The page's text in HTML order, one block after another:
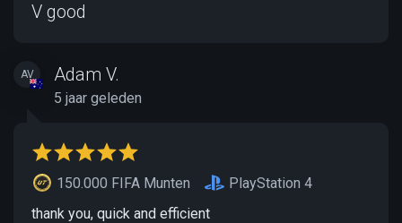
V good
AV Adam V.
5 jaar geleden
150.000 FIFA Munten
PlayStation 4
thank you, quick and efficient